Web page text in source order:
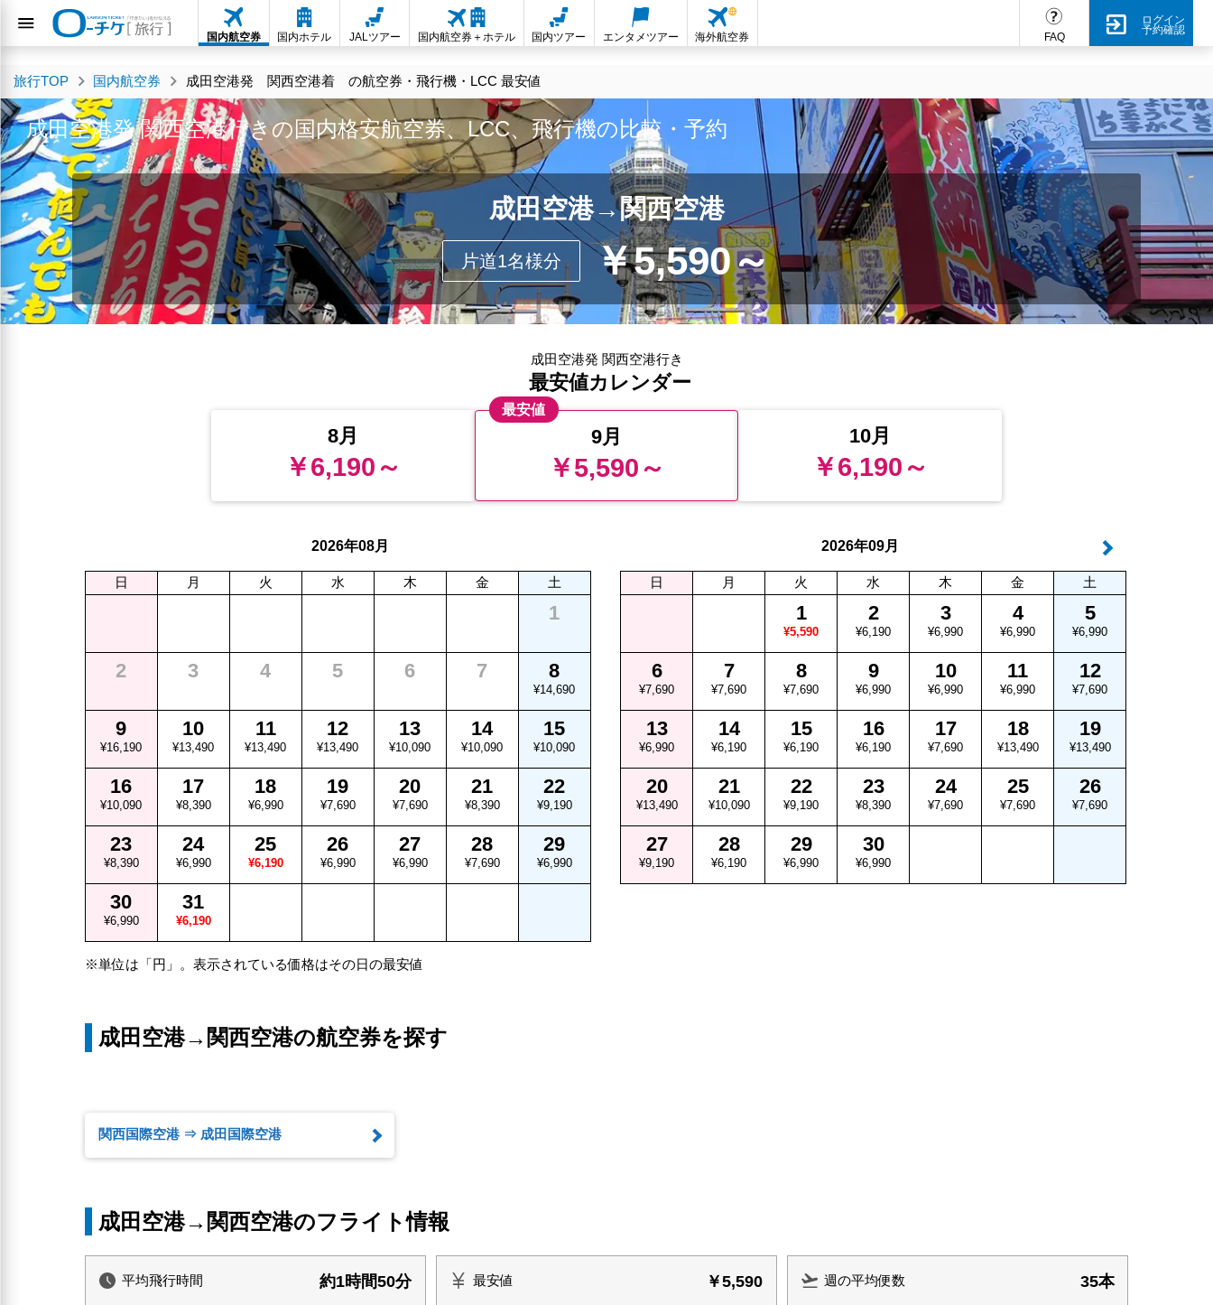
FAQ
ログイン
予約確認
国内航空券 国内ホテル JALツアー 国内航空券＋ホテル 国内ツアー エンタメツアー 海外航空券
旅行TOP 国内航空券 成田空港発 関西空港着 の航空券・飛行機・LCC 最安値
成田空港発 関西空港行きの国内格安航空券、LCC、飛行機の比較・予約
成田空港→関西空港
片道1名様分 ￥5,590～
成田空港発 関西空港行き
最安値カレンダー
8月
￥6,190～
最安値
9月
￥5,590～
10月
￥6,190～
2026年08月
日 月 火 水 木 金 土
1
2 3 4 5 6 7 8
¥14,690
9
¥16,190
10
¥13,490
11
¥13,490
12
¥13,490
13
¥10,090
14
¥10,090
15
¥10,090
16
¥10,090
17
¥8,390
18
¥6,990
19
¥7,690
20
¥7,690
21
¥8,390
22
¥9,190
23
¥8,390
24
¥6,990
25
¥6,190
26
¥6,990
27
¥6,990
28
¥7,690
29
¥6,990
30
¥6,990
31
¥6,190
2026年09月
日 月 火 水 木 金 土
1
¥5,590
2
¥6,190
3
¥6,990
4
¥6,990
5
¥6,990
6
¥7,690
7
¥7,690
8
¥7,690
9
¥6,990
10
¥6,990
11
¥6,990
12
¥7,690
13
¥6,990
14
¥6,190
15
¥6,190
16
¥6,190
17
¥7,690
18
¥13,490
19
¥13,490
20
¥13,490
21
¥10,090
22
¥9,190
23
¥8,390
24
¥7,690
25
¥7,690
26
¥7,690
27
¥9,190
28
¥6,190
29
¥6,990
30
¥6,990
※単位は「円」。表示されている価格はその日の最安値
成田空港→関西空港の航空券を探す
関西国際空港 ⇒ 成田国際空港
成田空港→関西空港のフライト情報
平均飛行時間 約1時間50分 最安値 ￥5,590 週の平均便数 35本